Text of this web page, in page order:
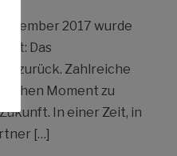
2017 wurde
Das
zurück. Zahlreiche
Moment zu
In einer Zeit, in
[…]